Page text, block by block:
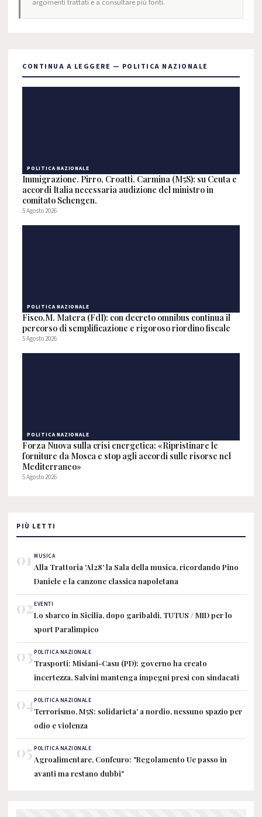
argomenti trattati e a consultare più fonti.
CONTINUA A LEGGERE — POLITICA NAZIONALE
POLITICA NAZIONALE
Immigrazione. Pirro, Croatti, Carmina (M5S): su Ceuta e
accordi Italia necessaria audizione del ministro in
comitato Schengen.
5 Agosto 2026
POLITICA NAZIONALE
Fisco,M. Matera (FdI): con decreto omnibus continua il
percorso di semplificazione e rigoroso riordino fiscale
5 Agosto 2026
POLITICA NAZIONALE
Forza Nuova sulla crisi energetica: «Ripristinare le
forniture da Mosca e stop agli accordi sulle risorse nel
Mediterraneo»
5 Agosto 2026
PIÙ LETTI
01 MUSICA
Alla Trattoria 'Al28' la Sala della musica, ricordando Pino
Daniele e la canzone classica napoletana
02EVENTI
Lo sbarco in Sicilia, dopo garibaldi, TUTUS / MID per lo
sport Paralimpico
03POLITICA NAZIONALE
Trasporti: Misiani-Casu (PD): governo ha creato
incertezza, Salvini mantenga impegni presi con sindacati
04POLITICA NAZIONALE
Terrorismo, M5S: solidarieta' a nordio, nessuno spazio per
odio e violenza
05 POLITICA NAZIONALE
Agroalimentare, Confeuro: "Regolamento Ue passo in
avanti ma restano dubbi"